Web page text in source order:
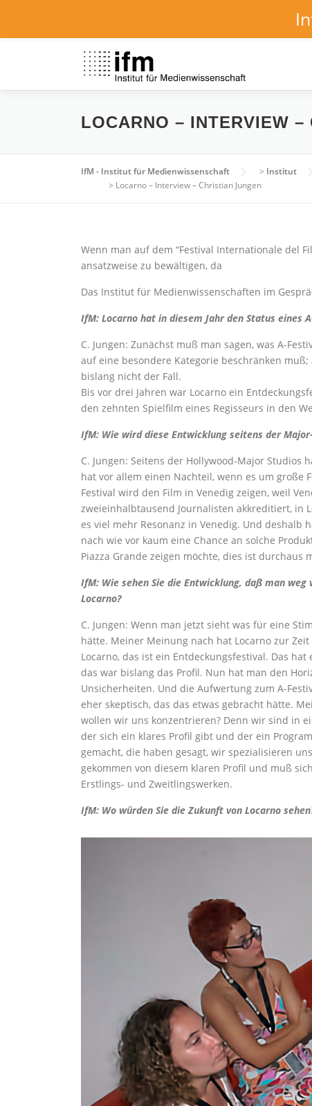
LOCARNO – INTERVIEW –
IfM - Institut für Medienwissenschaft > Institut
> Locarno – Interview – Christian Jungen
Wenn man auf dem “Festival Internationale del
ansatzweise zu bewältigen, da
Das Institut für Medienwissenschaften im
IfM: Locarno hat in diesem Jahr den Status eines
C. Jungen: Zunächst muß man sagen, was A-
auf eine besondere Kategorie beschränken
bislang nicht der Fall.
Bis vor drei Jahren war Locarno ein
den zehnten Spielfilm eines Regisseurs in den
IfM: Wie wird diese Entwicklung seitens der
C. Jungen: Seitens der Hollywood-Major
hat vor allem einen Nachteil, wenn es um große
Festival wird den Film in Venedig zeigen, weil
zweieinhalbtausend Journalisten akkreditiert, in
es viel mehr Resonanz in Venedig. Und
nach wie vor kaum eine Chance an solche
Piazza Grande zeigen möchte, dies ist durchaus
IfM: Wie sehen Sie die Entwicklung, daß man
Locarno?
C. Jungen: Wenn man jetzt sieht was für eine
hätte. Meiner Meinung nach hat Locarno zur
Locarno, das ist ein Entdeckungsfestival. Das
das war bislang das Profil. Nun hat man den
Unsicherheiten. Und die Aufwertung zum A-
eher skeptisch, das das etwas gebracht hätte.
wollen wir uns konzentrieren? Denn wir sind in
der sich ein klares Profil gibt und der ein
gemacht, die haben gesagt, wir spezialisieren
gekommen von diesem klaren Profil und muß
Erstlings- und Zweitlingswerken.
IfM: Wo würden Sie die Zukunft von Locarno